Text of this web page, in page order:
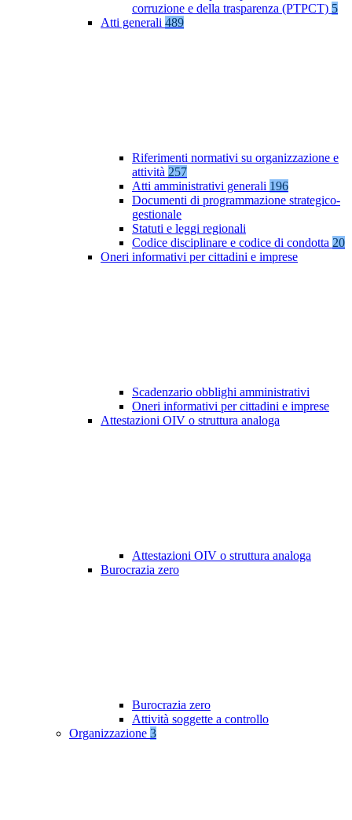
corruzione e della trasparenza (PTPCT) 5
Atti generali 489
Riferimenti normativi su organizzazione e
attività 257
Atti amministrativi generali 196
Documenti di programmazione strategico-
gestionale
Statuti e leggi regionali
Codice disciplinare e codice di condotta 20
Oneri informativi per cittadini e imprese
Scadenzario obblighi amministrativi
Oneri informativi per cittadini e imprese
Attestazioni OIV o struttura analoga
Attestazioni OIV o struttura analoga
Burocrazia zero
Burocrazia zero
Attività soggette a controllo
Organizzazione 3